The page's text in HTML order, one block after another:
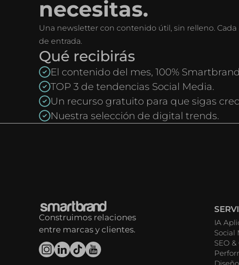
necesitas.
Una newsletter con contenido útil, sin relleno.
de entrada.
Qué recibirás
El contenido del mes, 100%
TOP 3 de tendencias Social Media.
Un recurso gratuito para que sigas
Nuestra selección de digital trends.
Construimos relaciones
entre marcas y clientes.
IA
Social
SEO &